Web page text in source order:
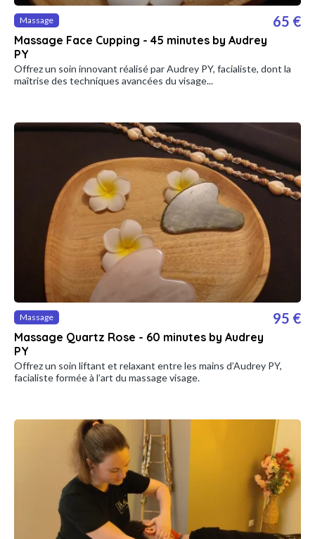
Massage
Massage Face Cupping - 45 minutes by Audrey
PY
65 €
Offrez un soin innovant réalisé par Audrey PY, facialiste, dont la
maîtrise des techniques avancées du visage...
Massage
Massage Quartz Rose - 60 minutes by Audrey
PY
95 €
Offrez un soin liftant et relaxant entre les mains d’Audrey PY,
facialiste formée à l’art du massage visage.